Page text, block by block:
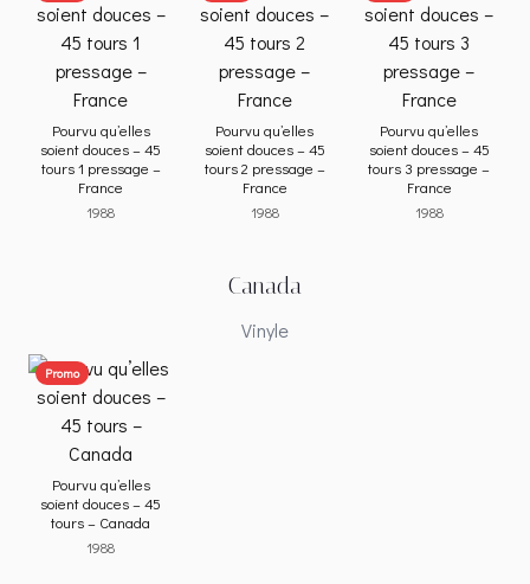
Pourvu qu’elles
soient douces – 45
tours 1 pressage –
France
1988
Pourvu qu’elles
soient douces – 45
tours 2 pressage –
France
1988
Pourvu qu’elles
soient douces – 45
tours 3 pressage –
France
1988
Canada
Vinyle
Promo
Pourvu qu’elles
soient douces – 45
tours – Canada
1988